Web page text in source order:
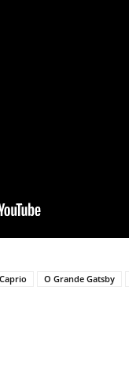
O Grande Gatsby